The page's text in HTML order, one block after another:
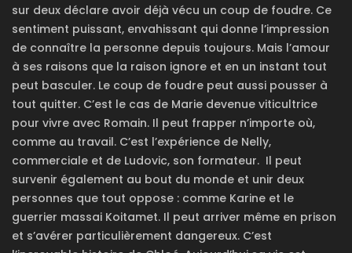
sur deux déclare avoir déjà vécu un coup de foudre. Ce
sentiment puissant, envahissant qui donne l’impression
de connaître la personne depuis toujours. Mais l’amour
à ses raisons que la raison ignore et en un instant tout
peut basculer. Le coup de foudre peut aussi pousser à
tout quitter. C’est le cas de Marie devenue viticultrice
pour vivre avec Romain. Il peut frapper n’importe où,
comme au travail. C’est l’expérience de Nelly,
commerciale et de Ludovic, son formateur. Il peut
survenir également au bout du monde et unir deux
personnes que tout oppose : comme Karine et le
guerrier massai Koitamet. Il peut arriver même en prison
et s’avérer particulièrement dangereux. C’est